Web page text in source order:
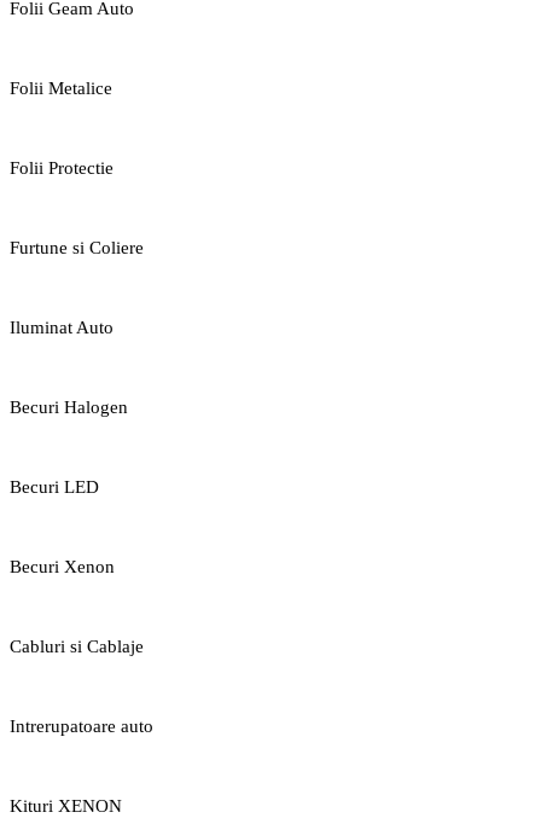
Folii Geam Auto
Folii Metalice
Folii Protectie
Furtune si Coliere
Iluminat Auto
Becuri Halogen
Becuri LED
Becuri Xenon
Cabluri si Cablaje
Intrerupatoare auto
Kituri XENON